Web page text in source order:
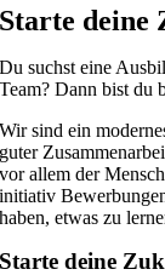
Starte deine
Du suchst eine
Team? Dann bist du
Wir sind ein
guter
vor allem der
initiativ
haben, etwas zu
Starte deine